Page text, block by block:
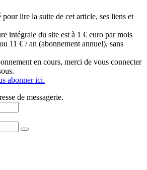
pour lire la suite de cet article, ses liens et
intégrale du site est à 1 € euro par mois
11 € / an (abonnement annuel), sans
en cours, merci de vous connecter
abonner ici.
de messagerie.